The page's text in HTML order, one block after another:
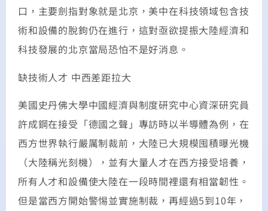
口，主要劍指對象就是北京，美中在科技領域包含技
術和設備的脫鉤仍在進行，這對亟欲提振大陸經濟和
科技發展的北京當局恐怕不是好消息。
缺技術人才 中西差距拉大
美國史丹佛大學中國經濟與制度研究中心資深研究員
許成鋼在接受「德國之聲」專訪時以半導體為例，在
西方世界執行嚴厲制裁前，大陸已大規模囤積曝光機
（大陸稱光刻機），並有大量人才在西方接受培養，
所有人才和設備使大陸在一段時間裡還有相當韌性。
但是當西方開始警惕並實施制裁，再經過5到10年，